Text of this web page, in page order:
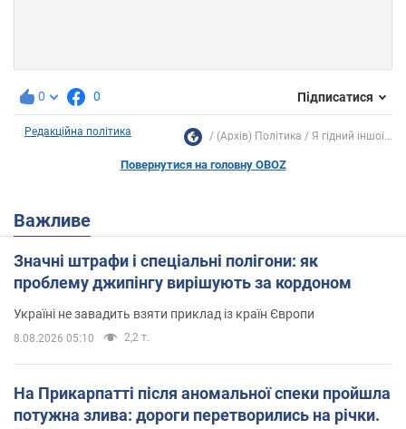
0 0 Підписатися
Редакційна політика (Архів) Політика Я гідний іншої...
Повернутися на головну OBOZ
Важливе
Значні штрафи і спеціальні полігони: як
проблему джипінгу вирішують за кордоном
Україні не завадить взяти приклад із країн Європи
8.08.2026 05:10 2,2 т.
На Прикарпатті після аномальної спеки пройшла
потужна злива: дороги перетворились на річки.